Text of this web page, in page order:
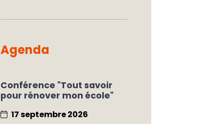
Agenda
Conférence "Tout savoir
pour rénover mon école"
17 septembre 2026